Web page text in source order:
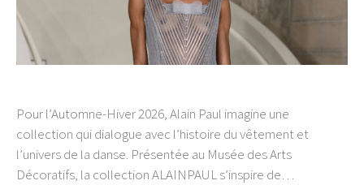
Pour l’Automne-Hiver 2026, Alain Paul imagine une
collection qui dialogue avec l’histoire du vêtement et
l’univers de la danse. Présentée au Musée des Arts
Décoratifs, la collection ALAINPAUL s’inspire de…